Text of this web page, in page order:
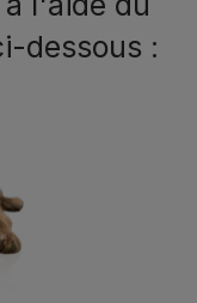
dessous :